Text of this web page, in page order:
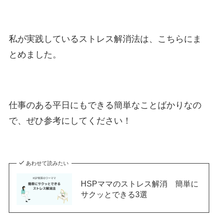
私が実践しているストレス解消法は、こちらにま
とめました。
仕事のある平日にもできる簡単なことばかりなの
で、ぜひ参考にしてください！
あわせて読みたい
HSPママのストレス解消 簡単に
サクッとできる3選